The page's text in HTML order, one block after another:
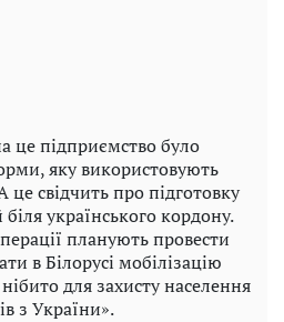
це підприємство було
яку використовують
це свідчить про підготовку
українського кордону.
планують провести
в Білорусі мобілізацію
для захисту населення
з України».